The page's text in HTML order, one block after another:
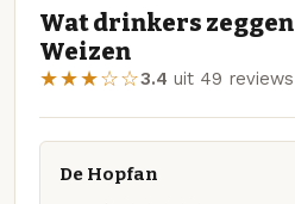
Wat drinkers
Weizen
★★★☆☆3.4 uit 49 reviews
De Hopfan